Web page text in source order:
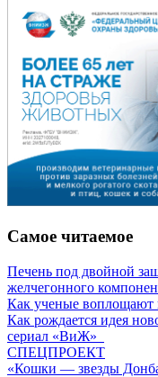
Самое читаемое
Печень под двойной
желчегонного
Как ученые воплощают
Как рождается идея
сериал «ВиЖ»
СПЕЦПРОЕКТ
«Кошки — звезды